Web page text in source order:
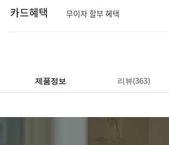
카드혜택 무이자 할부 혜택
제품정보 리뷰(363)